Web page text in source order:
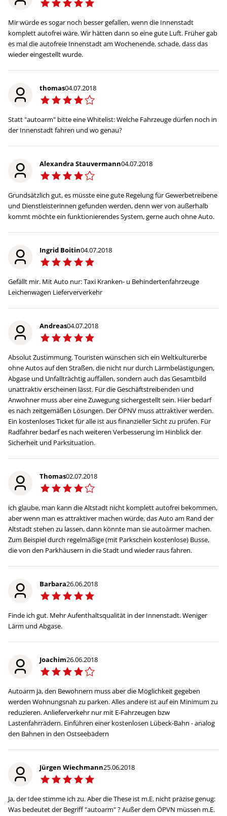
Mir würde es sogar noch besser gefallen, wenn die Innenstadt
komplett autofrei wäre. Wir hätten dann so eine gute Luft. Früher gab
es mal die autofreie Innenstadt am Wochenende, schade, dass das
wieder eingestellt wurde.
thomas04.07.2018
Statt "autoarm" bitte eine Whitelist: Welche Fahrzeuge dürfen noch in
der Innenstadt fahren und wo genau?
Alexandra Stauvermann04.07.2018
Grundsätzlich gut, es müsste eine gute Regelung für Gewerbetreibene
und Dienstleisterinnen gefunden werden, denn wer von außerhalb
kommt möchte ein funktionierendes System, gerne auch ohne Auto.
Ingrid Boitin04.07.2018
Gefällt mir. Mit Auto nur: Taxi Kranken- u Behindertenfahrzeuge
Leichenwagen Lieferververkehr
Andreas04.07.2018
Absolut Zustimmung. Touristen wünschen sich ein Weltkulturerbe
ohne Autos auf den Straßen, die nicht nur durch Lärmbelästigungen,
Abgase und Unfallträchtig auffallen, sondern auch das Gesamtbild
unattraktiv erscheinen lässt. Für die Geschäftstreibenden und
Anwohner muss aber eine Zuwegung sichergestellt sein. Hier bedarf
es nach zeitgemäßen Lösungen. Der ÖPNV muss attraktiver werden.
Ein kostenloses Ticket für alle ist aus finanzieller Sicht zu prüfen. Für
Radfahrer bedarf es nach weiteren Verbesserung im Hinblick der
Sicherheit und Parksituation.
Thomas02.07.2018
ich glaube, man kann die Altstadt nicht komplett autofrei bekommen,
aber wenn man es attraktiver machen würde, das Auto am Rand der
Altstadt stehen zu lassen, dann könnte man sie autoärmer machen.
Zum Beispiel durch regelmäßige (mit Parkschein kostenlose) Busse,
die von den Parkhäusern in die Stadt und wieder raus fahren.
Barbara26.06.2018
Finde ich gut. Mehr Aufenthaltsqualität in der Innenstadt. Weniger
Lärm und Abgase.
Joachim26.06.2018
Autoarm ja, den Bewohnern muss aber die Möglichkeit gegeben
werden Wohnungsnah zu parken. Alles andere ist auf ein Minimum zu
reduzieren. Anlieferverkehr nur mit E-Fahrzeugen bzw
Lastenfahrrädern. Einführen einer kostenlosen Lübeck-Bahn - analog
den Bahnen in den Ostseebädern
Jürgen Wiechmann25.06.2018
Ja, der Idee stimme ich zu. Aber die These ist m.E. nicht präzise genug:
Was bedeutet der Begriff "autoarm" ? Außer dem ÖPVN müssen m.E.